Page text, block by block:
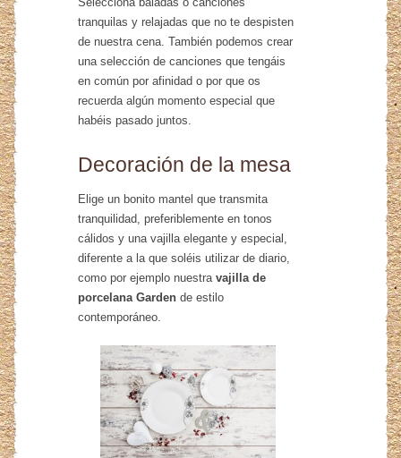
tranquilas y relajadas que no te despisten
de nuestra cena. También podemos crear
una selección de canciones que tengáis
en común por afinidad o por que os
recuerda algún momento especial que
habéis pasado juntos.
Decoración de la mesa
Elige un bonito mantel que transmita
tranquilidad, preferiblemente en tonos
cálidos y una vajilla elegante y especial,
diferente a la que soléis utilizar de diario,
como por ejemplo nuestravajilla de
porcelana Garden de estilo
contemporáneo.